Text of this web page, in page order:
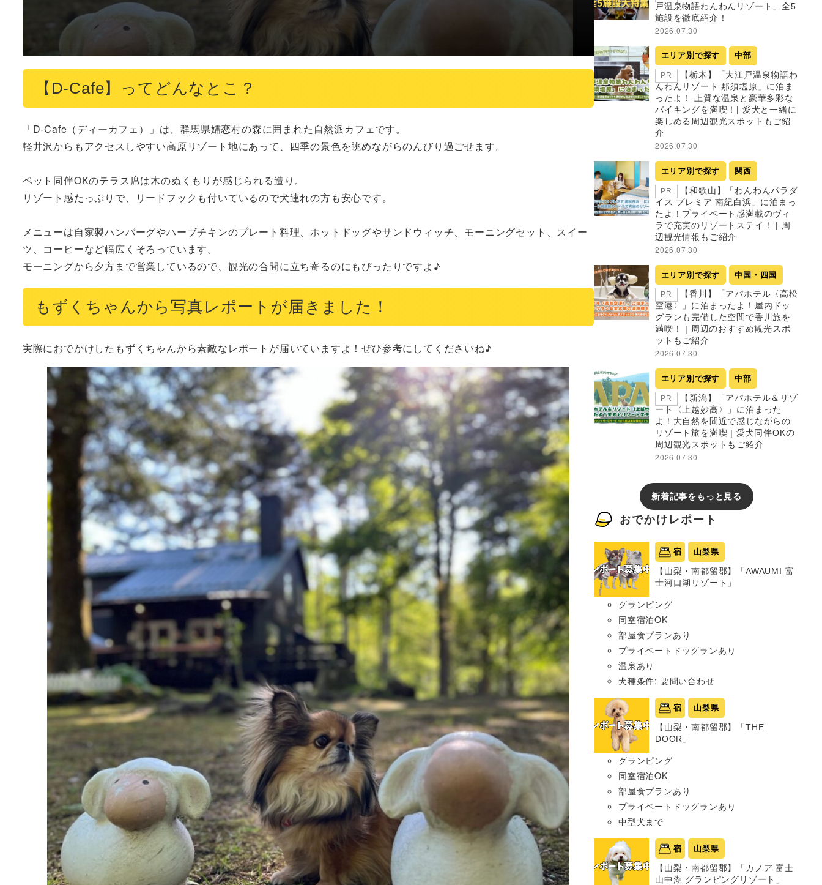
【D-Cafe】ってどんなとこ？
「D-Cafe（ディーカフェ）」は、群馬県嬬恋村の森に囲まれた自然派カフェです。
軽井沢からもアクセスしやすい高原リゾート地にあって、四季の景色を眺めながらのんびり過ごせます。
ペット同伴OKのテラス席は木のぬくもりが感じられる造り。
リゾート感たっぷりで、リードフックも付いているので犬連れの方も安心です。
メニューは自家製ハンバーグやハーブチキンのプレート料理、ホットドッグやサンドウィッチ、モーニングセット、スイー
ツ、コーヒーなど幅広くそろっています。
モーニングから夕方まで営業しているので、観光の合間に立ち寄るのにもぴったりですよ♪
もずくちゃんから写真レポートが届きました！
実際におでかけしたもずくちゃんから素敵なレポートが届いていますよ！ぜひ参考にしてくださいね♪
戸温泉物語わんわんリゾート」全5
施設を徹底紹介！
2026.07.30
エリア別で探す 中部
PR
【栃木】「大江戸温泉物語わ
んわんリゾート 那須塩原」に泊ま
ったよ！ 上質な温泉と豪華多彩な
バイキングを満喫！| 愛犬と一緒に
楽しめる周辺観光スポットもご紹
介
2026.07.30
エリア別で探す 関西
PR
【和歌山】「わんわんパラダ
イス プレミア 南紀白浜」に泊まっ
たよ！プライベート感満載のヴィ
ラで充実のリゾートステイ！ | 周
辺観光情報もご紹介
2026.07.30
エリア別で探す 中国・四国
PR
【香川】「アパホテル〈高松
空港〉」に泊まったよ！屋内ドッ
グランも完備した空間で香川旅を
満喫！ | 周辺のおすすめ観光スポ
ットもご紹介
2026.07.30
エリア別で探す 中部
PR
【新潟】「アパホテル＆リゾ
ート〈上越妙高〉」に泊まった
よ！大自然を間近で感じながらの
リゾート旅を満喫 | 愛犬同伴OKの
周辺観光スポットもご紹介
2026.07.30
新着記事をもっと見る
おでかけレポート
宿 山梨県
【山梨・南都留郡】「AWAUMI 富
士河口湖リゾート」
グランピング
同室宿泊OK
部屋食プランあり
プライベートドッグランあり
温泉あり
犬種条件: 要問い合わせ
宿 山梨県
【山梨・南都留郡】「THE
DOOR」
グランピング
同室宿泊OK
部屋食プランあり
プライベートドッグランあり
中型犬まで
宿 山梨県
【山梨・南都留郡】「カノア 富士
山中湖 グランピングリゾート」